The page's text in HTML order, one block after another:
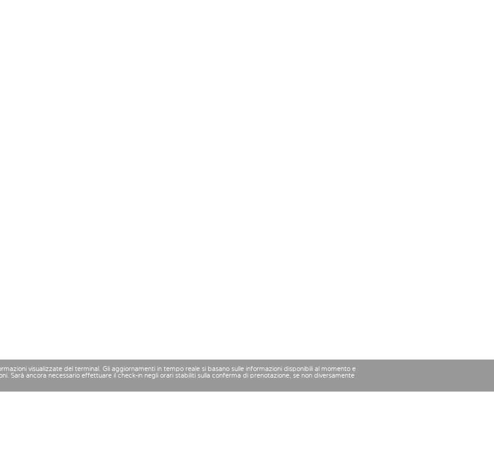
visualizzate del terminal. Gli aggiornamenti in tempo reale si basano sulle informazioni disponibili al momento e
Sarà ancora necessario effettuare il check-in negli orari stabiliti sulla conferma di prenotazione, se non diversamente